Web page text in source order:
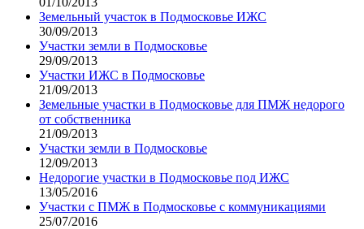
Земельный участок в Подмосковье ИЖС
30/09/2013
Участки земли в Подмосковье
29/09/2013
Участки ИЖС в Подмосковье
21/09/2013
Земельные участки в Подмосковье для ПМЖ недорого
от собственника
21/09/2013
Участки земли в Подмосковье
12/09/2013
Недорогие участки в Подмосковье под ИЖС
13/05/2016
Участки с ПМЖ в Подмосковье с коммуникациями
25/07/2016